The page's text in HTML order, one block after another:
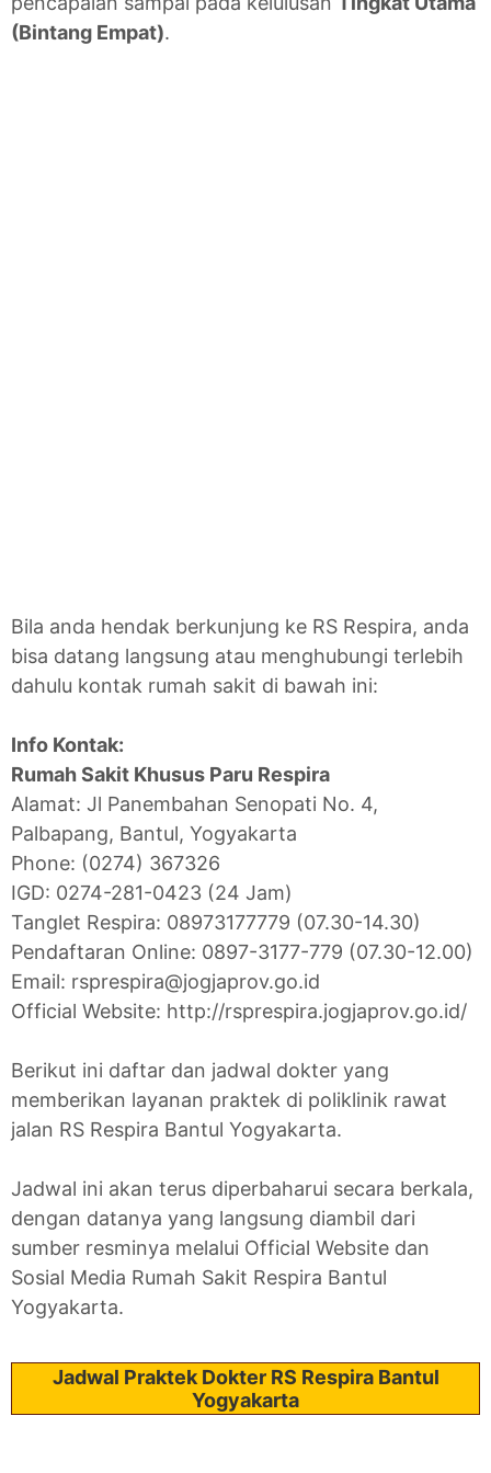
(Bintang Empat).
Bila anda hendak berkunjung ke RS Respira, anda
bisa datang langsung atau menghubungi terlebih
dahulu kontak rumah sakit di bawah ini:
Info Kontak:
Rumah Sakit Khusus Paru Respira
Alamat: Jl Panembahan Senopati No. 4,
Palbapang, Bantul, Yogyakarta
Phone: (0274) 367326
IGD: 0274-281-0423 (24 Jam)
Tanglet Respira: 08973177779 (07.30-14.30)
Pendaftaran Online: 0897-3177-779 (07.30-12.00)
Email: rsprespira@jogjaprov.go.id
Official Website: http://rsprespira.jogjaprov.go.id/
Berikut ini daftar dan jadwal dokter yang
memberikan layanan praktek di poliklinik rawat
jalan RS Respira Bantul Yogyakarta.
Jadwal ini akan terus diperbaharui secara berkala,
dengan datanya yang langsung diambil dari
sumber resminya melalui Official Website dan
Sosial Media Rumah Sakit Respira Bantul
Yogyakarta.
Jadwal Praktek Dokter RS Respira Bantul
Yogyakarta